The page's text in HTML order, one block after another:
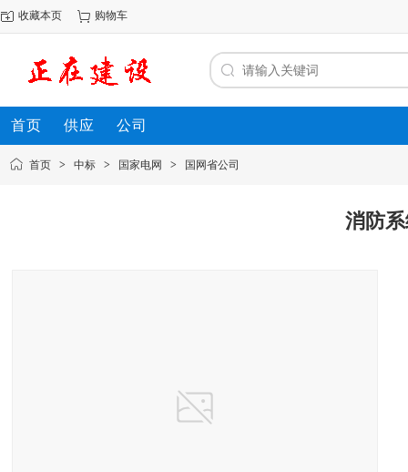
收藏本页 购物车
首页 供应 公司
首页 > 中标 > 国家电网 > 国网省公司
消防